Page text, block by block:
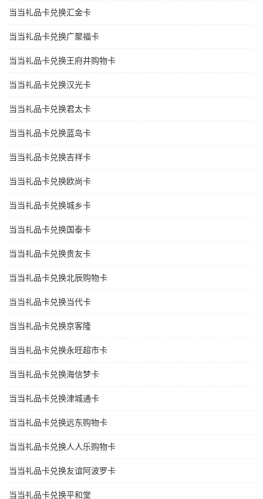
当当礼品卡兑换汇金卡
当当礼品卡兑换广聚福卡
当当礼品卡兑换王府井购物卡
当当礼品卡兑换汉光卡
当当礼品卡兑换君太卡
当当礼品卡兑换蓝岛卡
当当礼品卡兑换吉祥卡
当当礼品卡兑换欧尚卡
当当礼品卡兑换城乡卡
当当礼品卡兑换国泰卡
当当礼品卡兑换贵友卡
当当礼品卡兑换北辰购物卡
当当礼品卡兑换当代卡
当当礼品卡兑换京客隆
当当礼品卡兑换永旺超市卡
当当礼品卡兑换海信梦卡
当当礼品卡兑换津城通卡
当当礼品卡兑换远东购物卡
当当礼品卡兑换人人乐购物卡
当当礼品卡兑换友谊阿波罗卡
当当礼品卡兑换平和堂